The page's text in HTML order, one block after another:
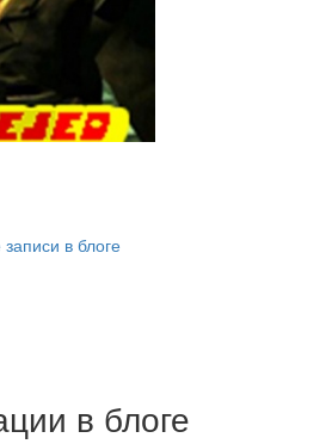
в блоге
в блоге